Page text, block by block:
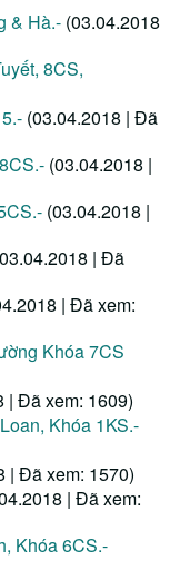
& Hà.- (03.04.2018
8CS,
(03.04.2018 | Đã
(03.04.2018 |
(03.04.2018 |
| Đã
| Đã xem:
Khóa 7CS
| Đã xem: 1609)
Khóa 1KS.-
| Đã xem: 1570)
| Đã xem:
Khóa 6CS.-